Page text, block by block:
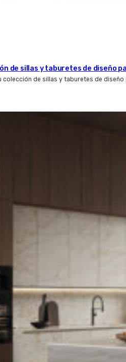
de sillas y taburetes de diseño
colección de sillas y taburetes de